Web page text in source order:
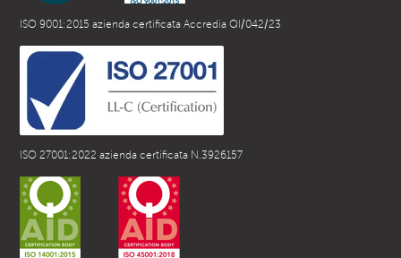
ISO 9001:2015 azienda certificata Accredia QI/042/23
ISO 27001:2022 azienda certificata N.3926157